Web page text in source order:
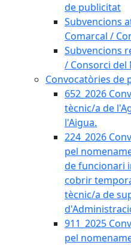
de publicitat
Subvencions
Comarcal /
Subvencions
/ Consorci del
Convocatòries de
652_2026
tècnic/a de
l'Aigua.
224_2026
pel
de funcionari
cobrir
tècnic/a de
911_2025
pel